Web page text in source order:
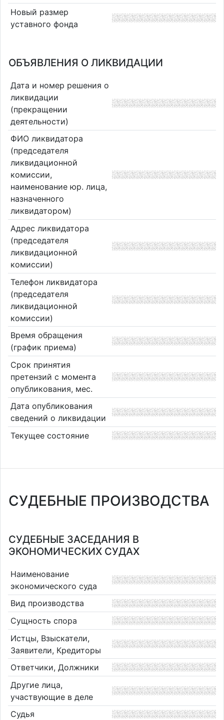
Новый размер
уставного фонда
ОБЪЯВЛЕНИЯ О ЛИКВИДАЦИИ
Дата и номер решения о
ликвидации
(прекращении
деятельности)
ФИО ликвидатора
(председателя
ликвидационной
комиссии,
наименование юр. лица,
назначенного
ликвидатором)
Адрес ликвидатора
(председателя
ликвидационной
комиссии)
Телефон ликвидатора
(председателя
ликвидационной
комиссии)
Время обращения
(график приема)
Срок принятия
претензий с момента
опубликования, мес.
Дата опубликования
сведений о ликвидации
Текущее состояние
СУДЕБНЫЕ ПРОИЗВОДСТВА
СУДЕБНЫЕ ЗАСЕДАНИЯ В
ЭКОНОМИЧЕСКИХ СУДАХ
Наименование
экономического суда
Вид производства
Сущность спора
Истцы, Взыскатели,
Заявители, Кредиторы
Ответчики, Должники
Другие лица,
участвующие в деле
Судья